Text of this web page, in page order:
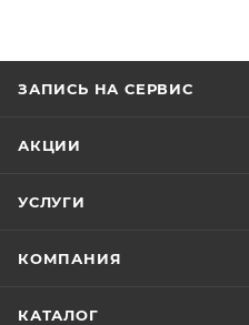
ЗАПИСЬ НА СЕРВИС
АКЦИИ
УСЛУГИ
КОМПАНИЯ
КАТАЛОГ